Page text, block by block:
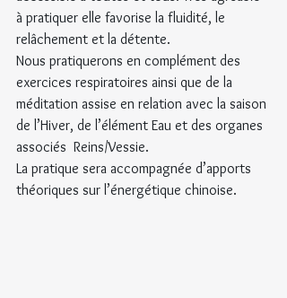
à pratiquer elle favorise la fluidité, le
relâchement et la détente.
Nous pratiquerons en complément des
exercices respiratoires ainsi que de la
méditation assise en relation avec la saison
de l’Hiver, de l’élément Eau et des organes
associés  Reins/Vessie.
La pratique sera accompagnée d’apports
théoriques sur l’énergétique chinoise.